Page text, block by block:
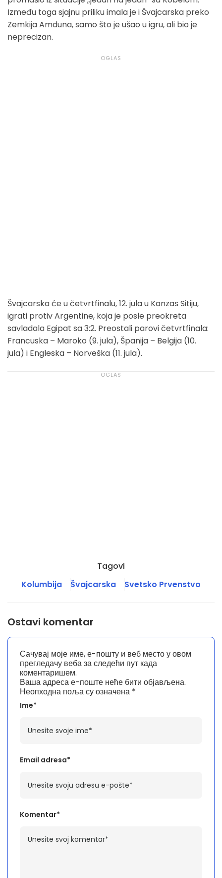
Između toga sjajnu priliku imala je i Švajcarska preko
Zemkija Amduna, samo što je ušao u igru, ali bio je
neprecizan.
Švajcarska će u četvrtfinalu, 12. jula u Kanzas Sitiju,
igrati protiv Argentine, koja je posle preokreta
savladala Egipat sa 3:2. Preostali parovi četvrtfinala:
Francuska – Maroko (9. jula), Španija – Belgija (10.
jula) i Engleska – Norveška (11. jula).
Tagovi
Kolumbija
Švajcarska Svetsko Prvenstvo
Ostavi komentar
Ваша адреса е-поште неће бити објављена.
Неопходна поља су означена *
Komentar*
Ime*
Email adresa*
Сачувај моје име, е-пошту и веб место у овом
прегледачу веба за следећи пут када
коментаришем.